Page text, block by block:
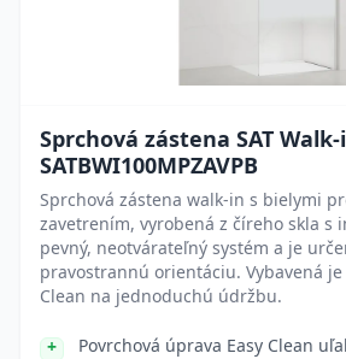
Sprchová zástena SAT
SATBWI100MPZAVPB
Sprchová zástena walk-in s bielymi
zavetrením, vyrobená z číreho skla s
pevný, neotvárateľný systém a je
pravostrannú orientáciu. Vybavená
Clean na jednoduchú údržbu.
Povrchová úprava Easy Clean